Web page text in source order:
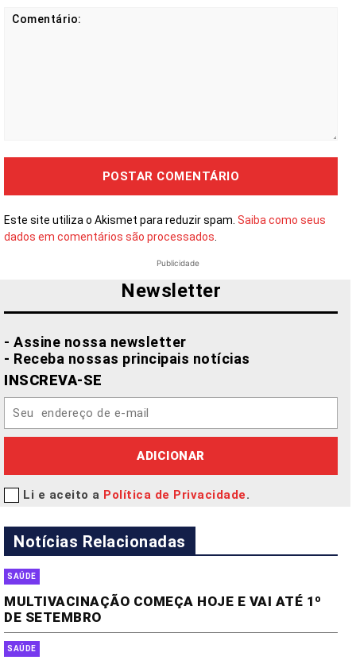
Este site utiliza o Akismet para reduzir spam. Saiba como seus
dados em comentários são processados.
Publicidade
Newsletter
- Assine nossa newsletter
- Receba nossas principais notícias
INSCREVA-SE
ADICIONAR
Li e aceito a Política de Privacidade.
Notícias Relacionadas
SAÚDE
MULTIVACINAÇÃO COMEÇA HOJE E VAI ATÉ 1º
DE SETEMBRO
SAÚDE